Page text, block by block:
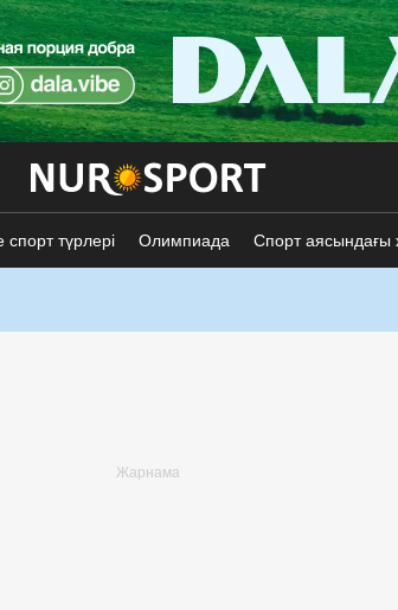
спорт түрлері Олимпиада Спорт аясындағы